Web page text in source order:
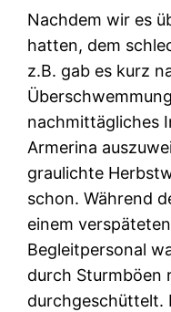
Nachdem wir es
hatten, dem
z.B. gab es kurz
nachmittägliches
Armerina
graulichte
schon. Während
einem
Begleitpersonal
durch Sturmböen
durchgeschüttelt.